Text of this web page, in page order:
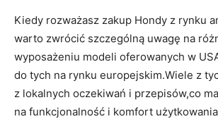
Kiedy rozważasz zakup Hondy z rynku
warto zwrócić szczególną uwagę na
wyposażeniu modeli oferowanych w
do tych na rynku europejskim.Wiele z
z lokalnych oczekiwań i przepisów,co
na funkcjonalność i komfort użytkowania